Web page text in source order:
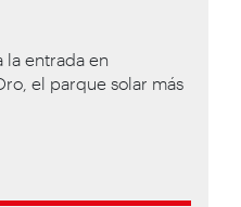
la entrada en
el parque solar más